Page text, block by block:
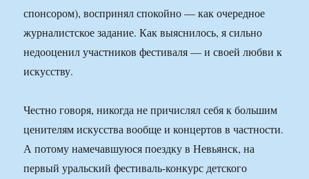
спонсором), воспринял спокойно — как очередное
журналистское задание. Как выяснилось, я сильно
недооценил участников фестиваля — и своей любви к
искусству.
Честно говоря, никогда не причислял себя к большим
ценителям искусства вообще и концертов в частности.
А потому намечавшуюся поездку в Невьянск, на
первый уральский фестиваль-конкурс детского